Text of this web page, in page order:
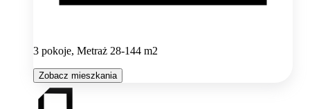
3 pokoje, Metraż 28-144 m2
Zobacz mieszkania